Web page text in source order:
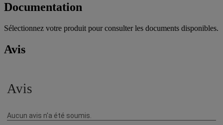
Documentation
Sélectionnez votre produit pour consulter les documents disponibles.
Avis